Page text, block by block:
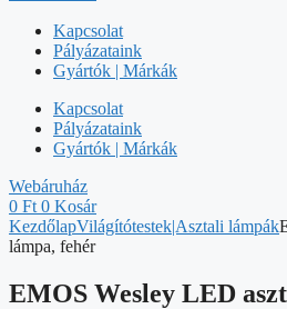
Kapcsolat
Pályázataink
Gyártók | Márkák
Kapcsolat
Pályázataink
Gyártók | Márkák
Webáruház
0 Ft 0 Kosár
KezdőlapVilágítótestek|Asztali lámpák
lámpa, fehér
EMOS Wesley LED